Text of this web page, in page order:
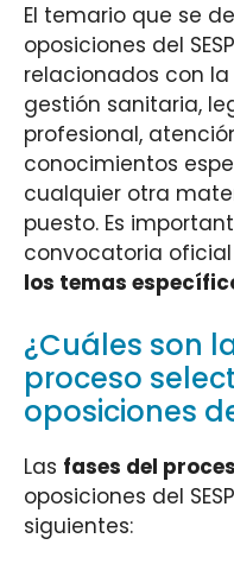
El temario que se
oposiciones del
relacionados con
gestión sanitaria,
profesional,
conocimientos
cualquier otra
puesto. Es
convocatoria oficial
los temas
¿Cuáles son
proceso
oposiciones
Las fases del
oposiciones del
siguientes: